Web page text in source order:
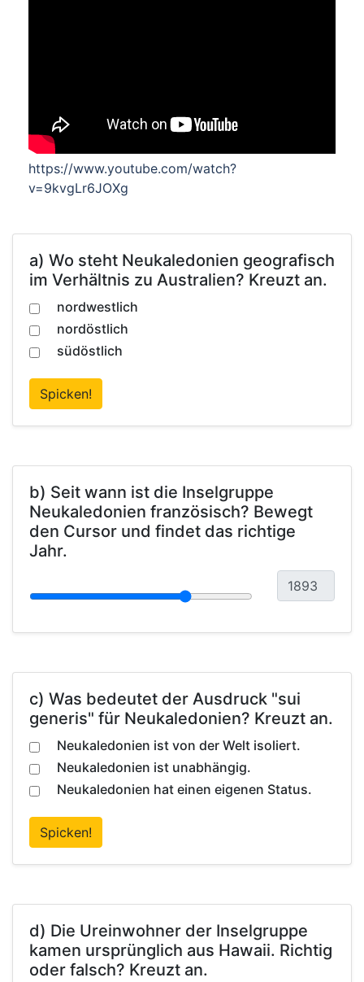
https://www.youtube.com/watch?
v=9kvgLr6JOXg
a) Wo steht Neukaledonien geografisch
im Verhältnis zu Australien? Kreuzt an.
nordwestlich
nordöstlich
südöstlich
Spicken!
b) Seit wann ist die Inselgruppe
Neukaledonien französisch? Bewegt
den Cursor und findet das richtige
Jahr.
c) Was bedeutet der Ausdruck "sui
generis" für Neukaledonien? Kreuzt an.
Neukaledonien ist von der Welt isoliert.
Neukaledonien ist unabhängig.
Neukaledonien hat einen eigenen Status.
Spicken!
d) Die Ureinwohner der Inselgruppe
kamen ursprünglich aus Hawaii. Richtig
oder falsch? Kreuzt an.